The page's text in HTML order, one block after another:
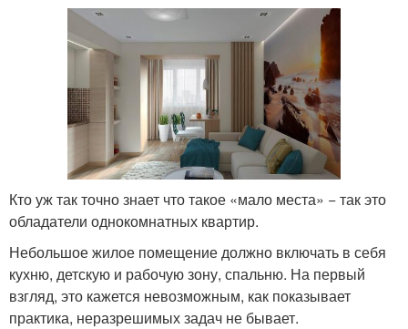
Кто уж так точно знает что такое «мало места» − так это
обладатели однокомнатных квартир.
Небольшое жилое помещение должно включать в себя
кухню, детскую и рабочую зону, спальню. На первый
взгляд, это кажется невозможным, как показывает
практика, неразрешимых задач не бывает.